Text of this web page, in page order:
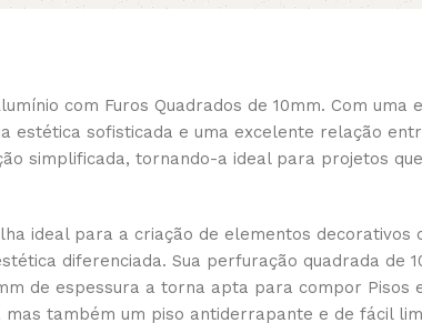
com Furos Quadrados de 10mm. Com uma
sofisticada e uma excelente relação
simplificada, tornando-a ideal para projetos
ideal para a criação de elementos decorativos
diferenciada. Sua perfuração quadrada de
de espessura a torna apta para compor Pisos
também um piso antiderrapante e de fácil